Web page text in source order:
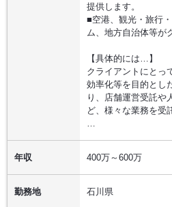
提供します。
■空港、観光・旅行
ム、地方自治体等が
【具体的には…】
クライアントにとっ
効率化等を目的とし
り、店舗運営受託や
ど、様々な業務を受
年収 400万～600万
勤務地 石川県